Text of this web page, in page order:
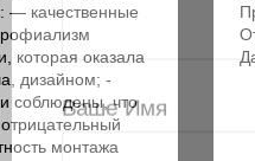
— качественные
которая оказала
дизайном; -
соблюдены, что
монтажа
Ваш телефон*